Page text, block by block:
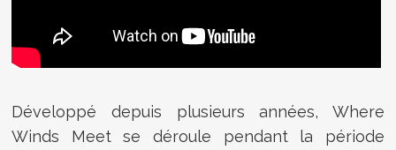
Développé depuis plusieurs années, Where
Winds Meet se déroule pendant la période